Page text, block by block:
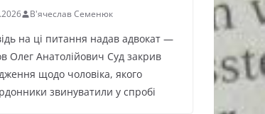
В'ячеслав Семенюк
на ці питання надав адвокат —
Олег Анатолійович Суд закрив
щодо чоловіка, якого
звинуватили у спробі